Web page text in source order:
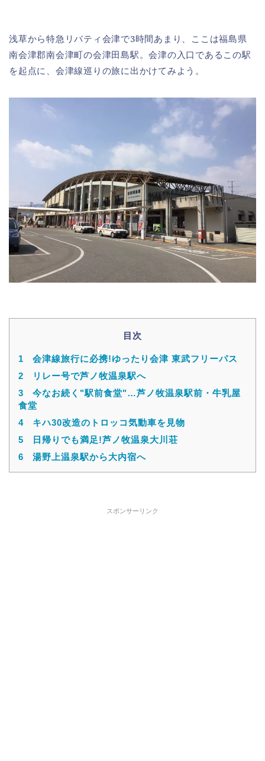
浅草から特急リバティ会津で3時間あまり、ここは福島県
南会津郡南会津町の会津田島駅。会津の入口であるこの駅
を起点に、会津線巡りの旅に出かけてみよう。
目次
1
会津線旅行に必携!ゆったり会津 東武フリーパス
2
リレー号で芦ノ牧温泉駅へ
3
今なお続く"駅前食堂"…芦ノ牧温泉駅前・牛乳屋
食堂
4
キハ30改造のトロッコ気動車を見物
5
日帰りでも満足!芦ノ牧温泉大川荘
6
湯野上温泉駅から大内宿へ
スポンサーリンク